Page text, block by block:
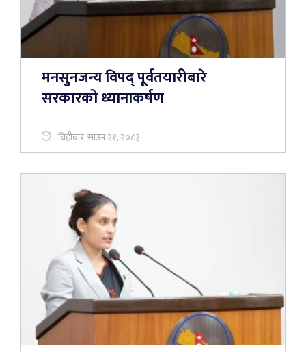
मनसुनजन्य विपद् पूर्वतयारीबारे
सरकारको ध्यानाकर्षण
बिहीबार, साउन २१, २०८३